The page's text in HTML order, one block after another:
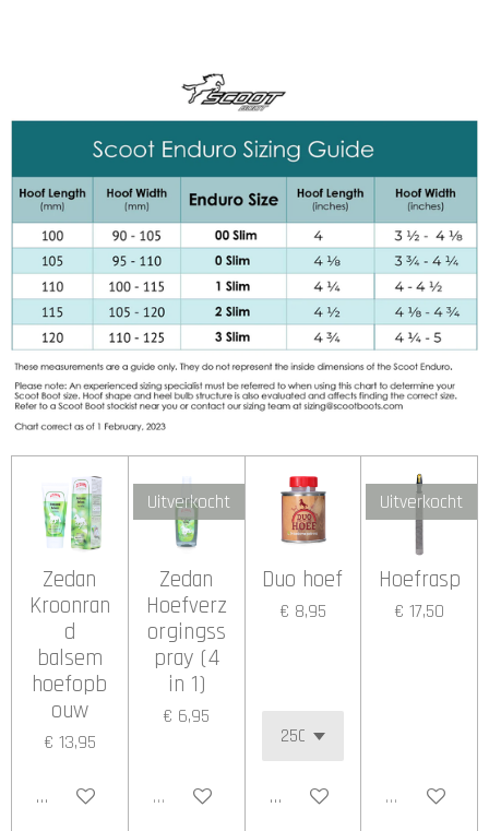
Zedan
Kroonran
d
balsem
hoefopb
ouw
€ 13,95
In winkelwagen
Uitverkocht
Zedan
Hoefverz
orgingss
pray (4
in 1)
€ 6,95
Uitverkocht
Duo hoef
€ 8,95
In winkelwagen
Uitverkocht
Hoefrasp
€ 17,50
Uitverkocht